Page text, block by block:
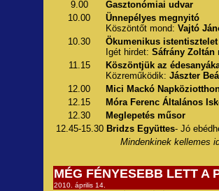
9.00
Gasztonómiai udvar
10.00
Ünnepélyes megnyitó
Köszöntőt mond: Vajtó
10.30
Ökumenikus istentisztelet
Igét hirdet: Sáfrány Zoltán
11.15
Köszöntjük az
Közreműködik: Jászter
12.00
Mici Mackó
12.15
Móra Ferenc Általános
12.30
Meglepetés műsor
12.45-15.30 Bridzs Együttes- Jó
Mindenkinek kellemes
MÉG FÉNYESEBB LETT A
2010. április 14.